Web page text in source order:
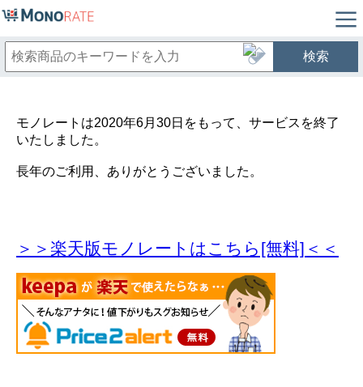
検索
モノレートは2020年6月30日をもって、サービスを終了
いたしました。
長年のご利用、ありがとうございました。
＞＞楽天版モノレートはこちら[無料]＜＜